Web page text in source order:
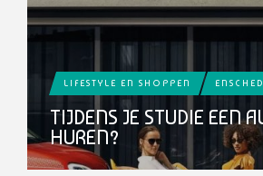
LIFESTYLE EN SHOPPEN
TIJDENS JE STUDIE EEN
HUREN?